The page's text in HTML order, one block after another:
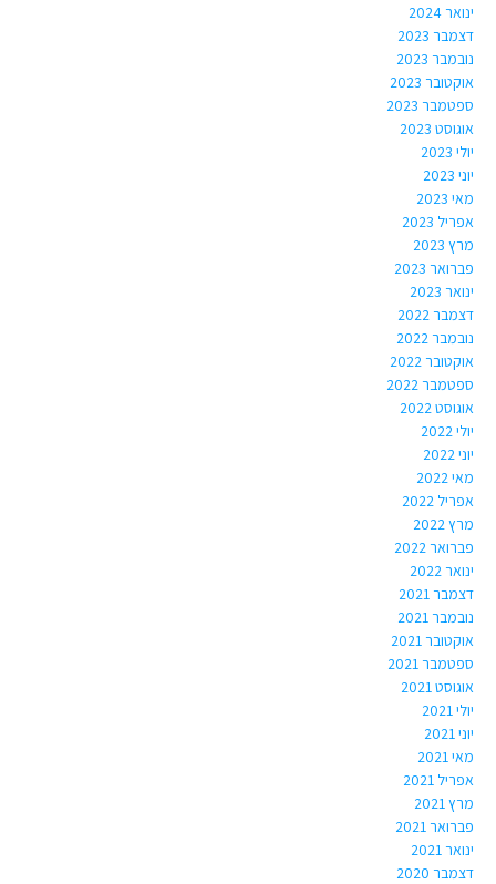
ינואר 2024
דצמבר 2023
נובמבר 2023
אוקטובר 2023
ספטמבר 2023
אוגוסט 2023
יולי 2023
יוני 2023
מאי 2023
אפריל 2023
מרץ 2023
פברואר 2023
ינואר 2023
דצמבר 2022
נובמבר 2022
אוקטובר 2022
ספטמבר 2022
אוגוסט 2022
יולי 2022
יוני 2022
מאי 2022
אפריל 2022
מרץ 2022
פברואר 2022
ינואר 2022
דצמבר 2021
נובמבר 2021
אוקטובר 2021
ספטמבר 2021
אוגוסט 2021
יולי 2021
יוני 2021
מאי 2021
אפריל 2021
מרץ 2021
פברואר 2021
ינואר 2021
דצמבר 2020